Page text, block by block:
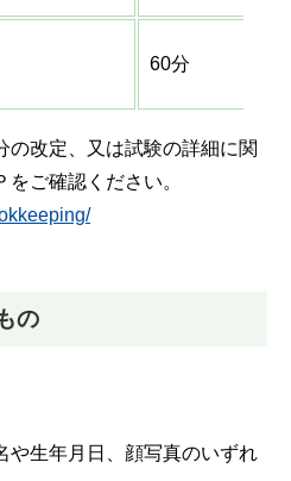
60分
改定、又は試験の詳細に関
ご確認ください。
の
年月日、顔写真のいずれ